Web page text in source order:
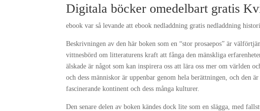
Digitala böcker omedelbart gratis
ebook var så levande att ebook nedladdning gratis nedladdning
Beskrivningen av den här boken som en “stor prosaepos” är
vittnesbörd om litteraturens kraft att fånga den mänskliga
älskade är något som kan inspirera oss att lära oss mer om världen
och dess människor är uppenbar genom hela berättningen, och den
fascinerande kontinent och dess många kulturer.
Den senare delen av boken kändes dock lite som en slägga, med